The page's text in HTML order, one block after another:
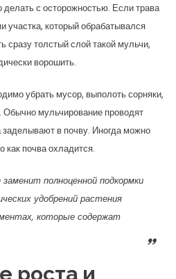
с осторожностью. Если трава
участка, который обрабатывался
сразу толстый слой такой мульчи,
ворошить.
убрать мусор, выполоть сорняки,
Обычно мульчирование проводят
в почву. Иногда можно
как почва охладится.
полноценной подкормки
удобрений растения
которые содержат
роста и